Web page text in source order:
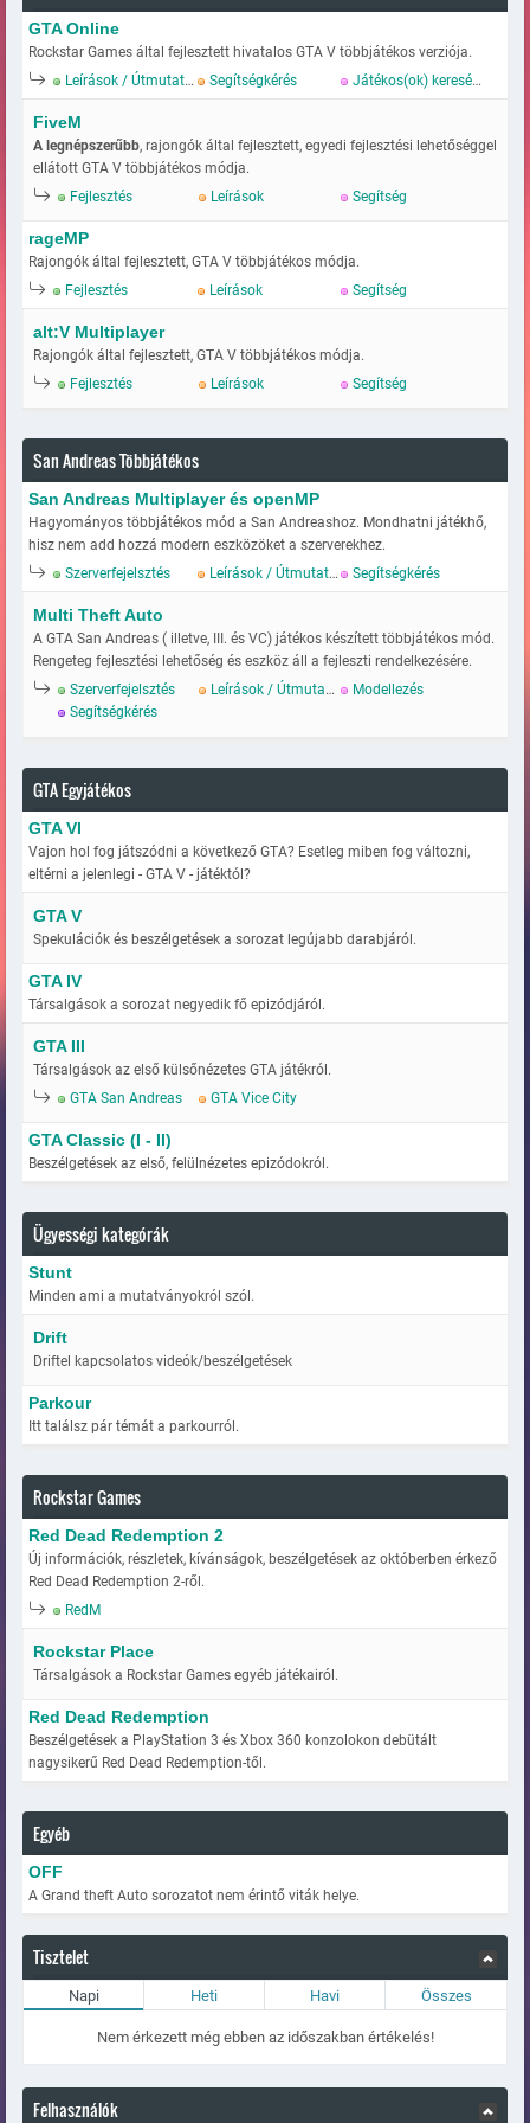
GTA Online
Rockstar Games által fejlesztett hivatalos GTA V többjátékos verziója.
Leírások / Útmutatok
Segítségkérés Játékos(ok) keresése
FiveM
A legnépszerűbb, rajongók által fejlesztett, egyedi fejlesztési lehetőséggel
ellátott GTA V többjátékos módja.
Fejlesztés
Leírások Segítség
rageMP
Rajongók által fejlesztett, GTA V többjátékos módja.
Fejlesztés
Leírások Segítség
alt:V Multiplayer
Rajongók által fejlesztett, GTA V többjátékos módja.
Fejlesztés
Leírások Segítség
San Andreas Többjátékos
San Andreas Multiplayer és openMP
Hagyományos többjátékos mód a San Andreashoz. Mondhatni játékhő,
hisz nem add hozzá modern eszközöket a szerverekhez.
Szerverfejelsztés
Leírások / Útmutatok Segítségkérés
Multi Theft Auto
A GTA San Andreas ( illetve, III. és VC) játékos készített többjátékos mód.
Rengeteg fejlesztési lehetőség és eszköz áll a fejleszti rendelkezésére.
Szerverfejelsztés
Leírások / Útmutatok
Modellezés
Segítségkérés
GTA Egyjátékos
GTA VI
Vajon hol fog játszódni a következő GTA? Esetleg miben fog változni,
eltérni a jelenlegi - GTA V - játéktól?
GTA V
Spekulációk és beszélgetések a sorozat legújabb darabjáról.
GTA IV
Társalgások a sorozat negyedik fő epizódjáról.
GTA III
Társalgások az első külsőnézetes GTA játékról.
GTA San Andreas
GTA Vice City
GTA Classic (I - II)
Beszélgetések az első, felülnézetes epizódokról.
Ügyességi kategórák
Stunt
Minden ami a mutatványokról szól.
Drift
Driftel kapcsolatos videók/beszélgetések
Parkour
Itt találsz pár témát a parkourról.
Rockstar Games
Red Dead Redemption 2
Új információk, részletek, kívánságok, beszélgetések az októberben érkező
Red Dead Redemption 2-ről.
RedM
Rockstar Place
Társalgások a Rockstar Games egyéb játékairól.
Red Dead Redemption
Beszélgetések a PlayStation 3 és Xbox 360 konzolokon debütált
nagysikerű Red Dead Redemption-től.
Egyéb
OFF
A Grand theft Auto sorozatot nem érintő viták helye.
Tisztelet
Napi Heti Havi Összes
Nem érkezett még ebben az időszakban értékelés!
Felhasználók